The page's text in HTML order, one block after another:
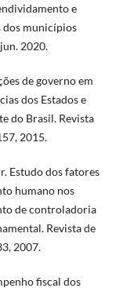
e
dos municípios
2020.
de governo em
dos Estados e
do Brasil. Revista
2015.
Estudo dos fatores
humano nos
de controladoria
Revista de
2007.
fiscal dos